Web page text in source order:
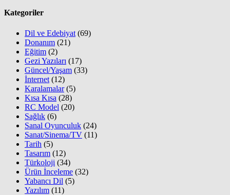
Kategoriler
Dil ve Edebiyat (69)
Donanım (21)
Eğitim (2)
Gezi Yazıları (17)
Güncel/Yaşam (33)
İnternet (12)
Karalamalar(5)
Kısa Kısa (28)
RC Model (20)
Sağlık (6)
Sanal Oyunculuk (24)
Sanat/Sinema/TV (11)
Tarih (5)
Tasarım (12)
Türkoloji (34)
Ürün İnceleme (32)
Yabancı Dil (5)
Yazılım (11)